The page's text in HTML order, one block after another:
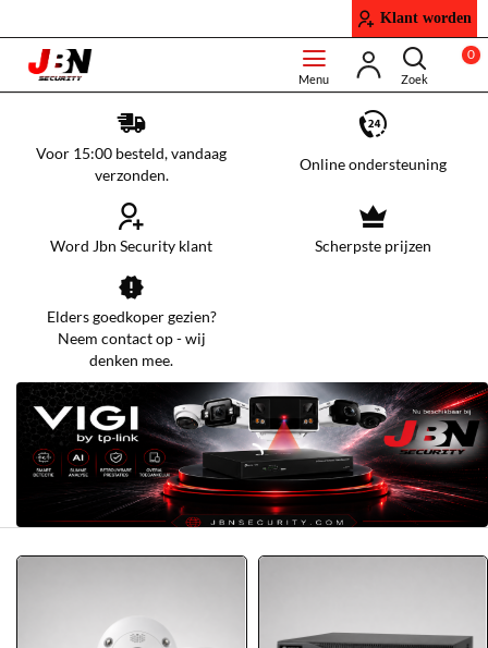
Klant worden
0
Voor 15:00 besteld, vandaag
verzonden.
Online ondersteuning
Word Jbn Security klant Scherpste prijzen
Elders goedkoper gezien?
Neem contact op - wij
denken mee.